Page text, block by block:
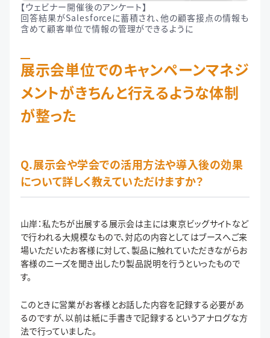
【ウェビナー開催後のアンケート】
回答結果がSalesforceに蓄積され、他の顧客接点の情報も
含めて顧客単位で情報の管理ができるように
展示会単位でのキャンペーンマネジ
メントがきちんと行えるような体制
が整った
Q.展示会や学会での活用方法や導入後の効果
について詳しく教えていただけますか？
山岸：私たちが出展する展示会は主には東京ビッグサイトなど
で行われる大規模なもので、対応の内容としてはブースへご来
場いただいたお客様に対して、製品に触れていただきながらお
客様のニーズを聞き出したり製品説明を行うといったもので
す。
このときに営業がお客様とお話した内容を記録する必要があ
るのですが、以前は紙に手書きで記録するというアナログな方
法で行っていました。